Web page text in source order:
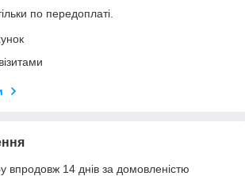
по передоплаті.
впродовж 14 днів за домовленістю